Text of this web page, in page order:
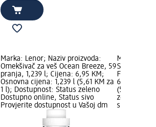
Marka: Lenor; Naziv proizvoda:
Omekšivač za veš Ocean Breeze, 59
pranja, 1,239 l; Cijena: 6,95 KM;
Osnovna cijena: 1,239 l (5,61 KM za
1 l); Dostupnost: Status zeleno
Dostupno online, Status sivo
Provjerite dostupnost u Vašoj dm
Marka:
Sensitive
Fresh, 59
6,95 KM;
(5,61 KM
zeleno
sivo